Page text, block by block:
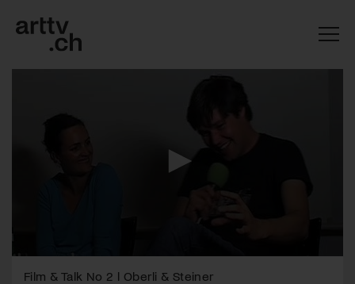
seconds
Film & Talk No 2 l Oberli & Steiner
Mach mit: «Be Part of the Art»!